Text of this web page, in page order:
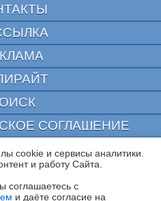
СОГЛАШЕНИЕ
CURATOR
издание "3ДНьюс" | Свидетельство о
за соблюдением законодательства в сфере
cookie и сервисы аналитики.
и работу Cайта.
соглашаетесь с
и даёте согласие на